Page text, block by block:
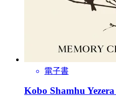
電子書
Kobo Shamhu